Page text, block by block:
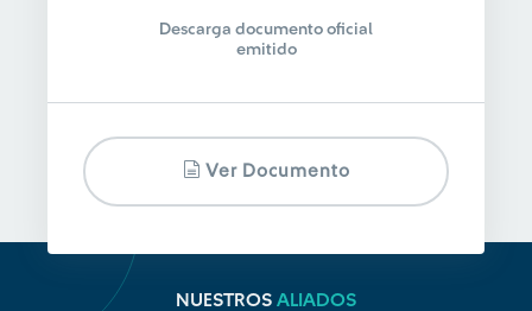
Descarga documento oficial
emitido
Ver Documento
NUESTROS ALIADOS